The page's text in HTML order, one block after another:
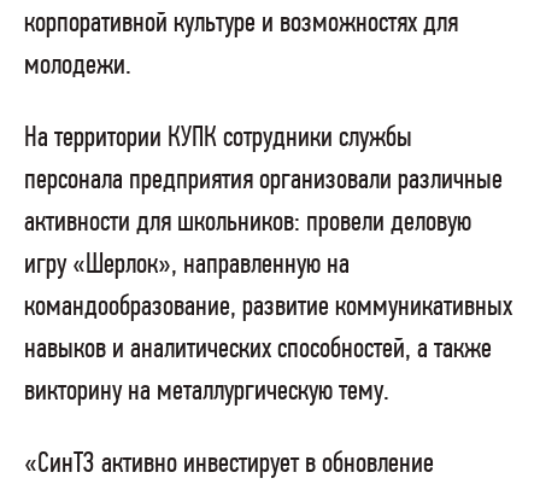
корпоративной культуре и возможностях для
молодежи.
На территории КУПК сотрудники службы
персонала предприятия организовали различные
активности для школьников: провели деловую
игру «Шерлок», направленную на
командообразование, развитие коммуникативных
навыков и аналитических способностей, а также
викторину на металлургическую тему.
«СинТЗ активно инвестирует в обновление